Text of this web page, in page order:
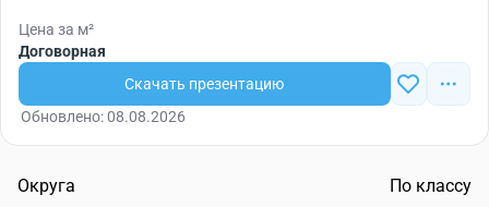
Цена за м²
Договорная
Скачать презентацию
Обновлено: 08.08.2026
Округа
По классу